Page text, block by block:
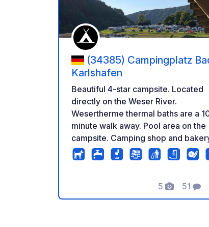
(34385) Campingplatz
Karlshafen
Beautiful 4-star campsite. Located
directly on the Weser River.
Wesertherme thermal baths are a
minute walk away. Pool area on the
campsite. Camping shop and
directly on site. Book your stay
directly through our website.
5
Foto
51